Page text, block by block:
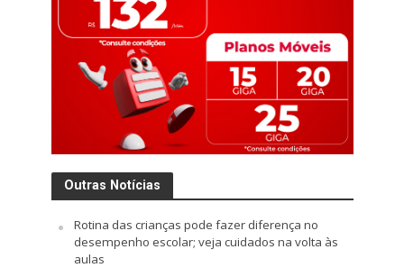
Outras Notícias
Rotina das crianças pode fazer diferença no
desempenho escolar; veja cuidados na volta às
aulas